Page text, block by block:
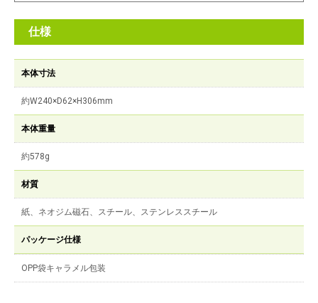
仕様
本体寸法
約W240×D62×H306mm
本体重量
約578g
材質
紙、ネオジム磁石、スチール、ステンレススチール
パッケージ仕様
OPP袋キャラメル包装